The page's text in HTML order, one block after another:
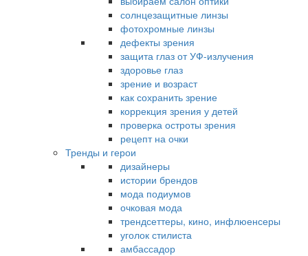
солнцезащитные линзы
фотохромные линзы
дефекты зрения
защита глаз от УФ-излучения
здоровье глаз
зрение и возраст
как сохранить зрение
коррекция зрения у детей
проверка остроты зрения
рецепт на очки
Тренды и герои
дизайнеры
истории брендов
мода подиумов
очковая мода
трендсеттеры, кино, инфлюенсеры
уголок стилиста
амбассадор